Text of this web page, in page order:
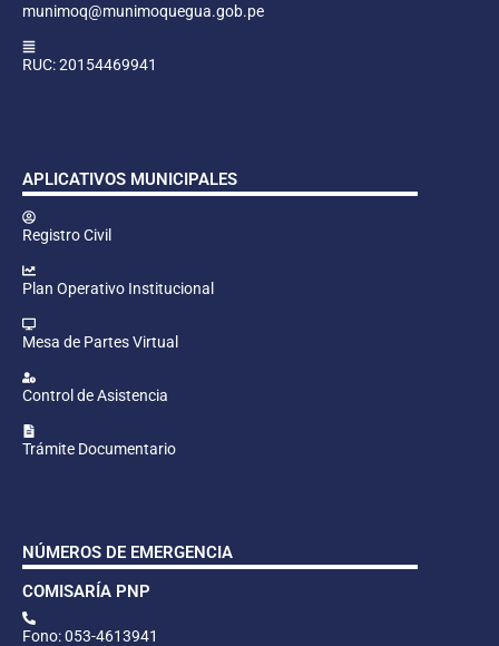
munimoq@munimoquegua.gob.pe
RUC: 20154469941
APLICATIVOS MUNICIPALES
Registro Civil
Plan Operativo Institucional
Mesa de Partes Virtual
Control de Asistencia
Trámite Documentario
NÚMEROS DE EMERGENCIA
COMISARÍA PNP
Fono: 053-4613941